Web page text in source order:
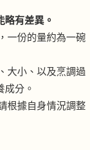
有差異。
一份的量約為一碗
大小、以及烹調過
成分。
根據自身情況調整